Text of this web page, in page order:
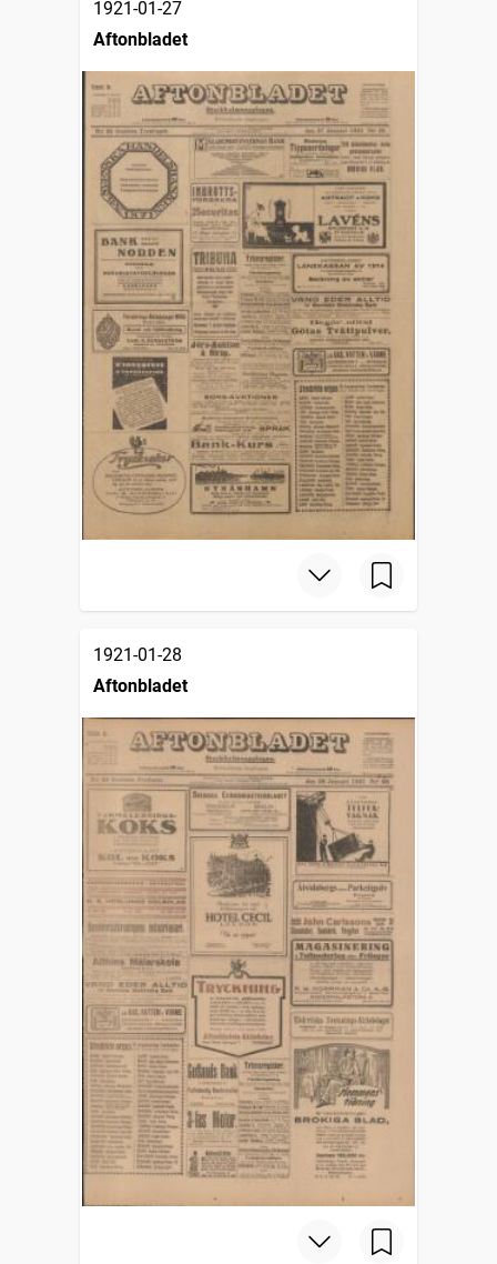
1921-01-27
Aftonbladet
1921-01-28
Aftonbladet